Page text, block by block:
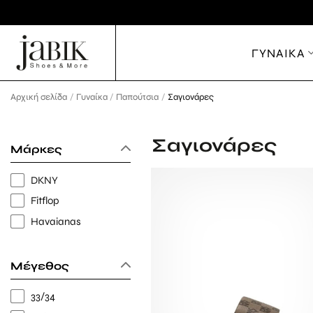
στο
περιεχόμενο
ΓΥΝΑΙΚΑ
Αρχική σελίδα / Γυναίκα / Παπούτσια / Σαγιονάρες
Μάρκες
DKNY
Fitflop
Havaianas
Μέγεθος
33/34
Σαγιονάρες